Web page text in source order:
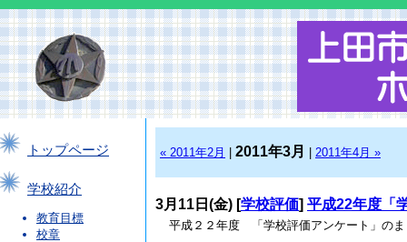
トップページ
学校紹介
教育目標
校章
« 2011年2月 2011年3月 2011年4月 »
3月11日(金) [学校評価] 平成22年度「
平成２２年度 「学校評価アンケート」の